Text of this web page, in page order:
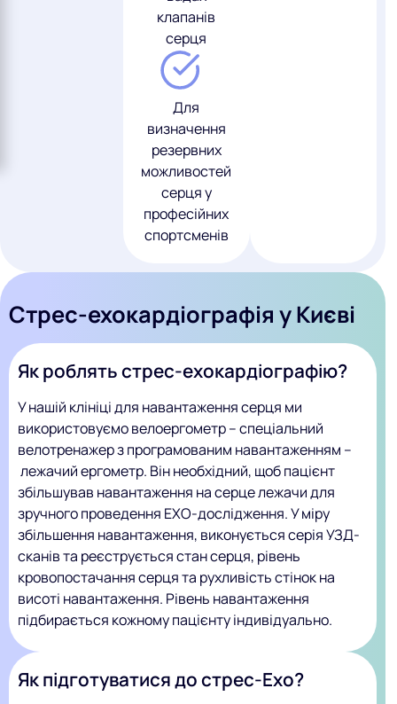
клапанів
серця
Для
визначення
резервних
можливостей
серця у
професійних
спортсменів
Стрес-ехокардіографія у Києві
Як роблять стрес-ехокардіографію?
У нашій клініці для навантаження серця ми
використовуємо велоергометр – спеціальний
велотренажер з програмованим навантаженням –
лежачий ергометр. Він необхідний, щоб пацієнт
збільшував навантаження на серце лежачи для
зручного проведення ЕХО-дослідження. У міру
збільшення навантаження, виконується серія УЗД-
сканів та реєструється стан серця, рівень
кровопостачання серця та рухливість стінок на
висоті навантаження. Рівень навантаження
підбирається кожному пацієнту індивідуально.
Як підготуватися до стрес-Ехо?